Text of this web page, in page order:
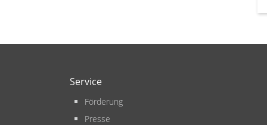
Service
Förderung
Presse